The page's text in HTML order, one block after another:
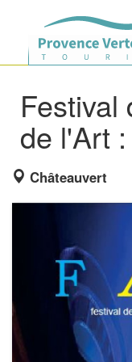
Festival
de l'Art
Châteauvert